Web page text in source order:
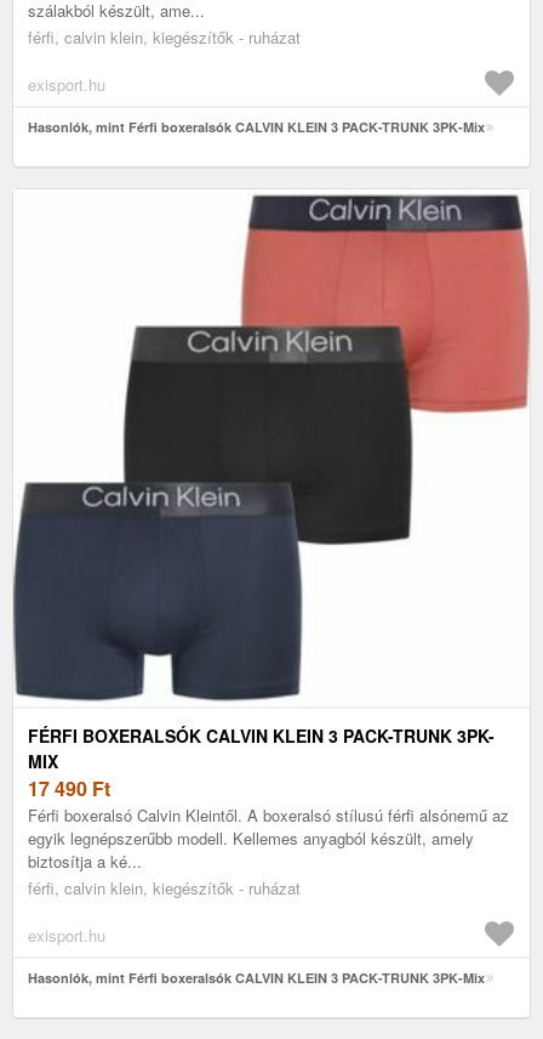
szálakból készült, ame...
férfi, calvin klein, kiegészítők - ruházat
exisport.hu
Hasonlók, mint Férfi boxeralsók CALVIN KLEIN 3 PACK-TRUNK 3PK-Mix
FÉRFI BOXERALSÓK CALVIN KLEIN 3 PACK-TRUNK 3PK-
MIX
17 490 Ft
Férfi boxeralsó Calvin Kleintől. A boxeralsó stílusú férfi alsónemű az
egyik legnépszerűbb modell. Kellemes anyagból készült, amely
biztosítja a ké...
férfi, calvin klein, kiegészítők - ruházat
exisport.hu
Hasonlók, mint Férfi boxeralsók CALVIN KLEIN 3 PACK-TRUNK 3PK-Mix